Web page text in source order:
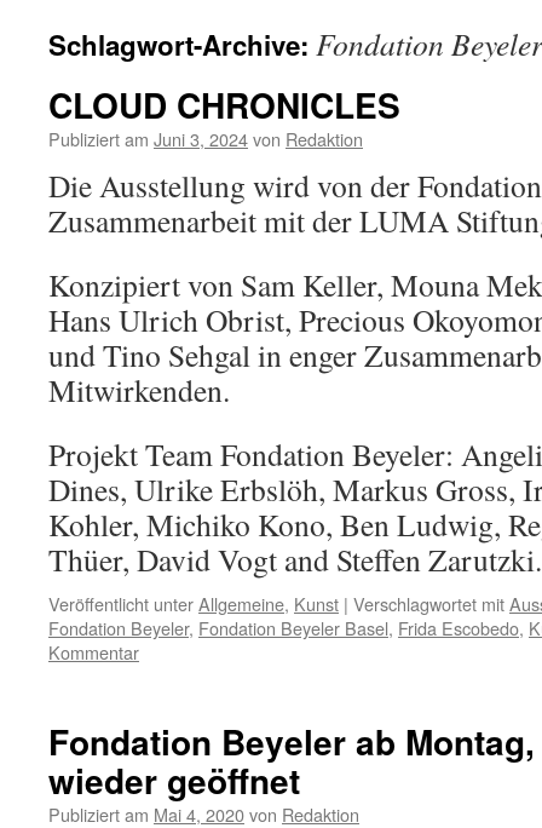
Schlagwort-Archive: Fondation
CLOUD CHRONICLES
Publiziert am Juni 3, 2024von Redaktion
Die Ausstellung wird von der
Zusammenarbeit mit der LUMA
Konzipiert von Sam Keller, Mouna
Hans Ulrich Obrist, Precious
und Tino Sehgal in enger
Mitwirkenden.
Projekt Team Fondation Beyeler:
Dines, Ulrike Erbslöh, Markus Gross,
Kohler, Michiko Kono, Ben Ludwig,
Thüer, David Vogt and Steffen
Veröffentlicht unterAllgemeine, Kunst | Verschlagwortet mit
Fondation Beyeler, Fondation Beyeler Basel, Frida Escobedo,
Kommentar
Fondation Beyeler ab
wieder geöffnet
Publiziert am Mai 4, 2020von Redaktion